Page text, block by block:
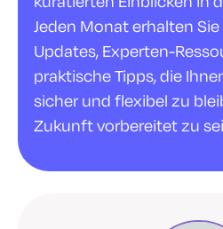
Jeden Monat erhalten
Updates, Experten-
praktische Tipps, die
sicher und flexibel zu
Zukunft vorbereitet zu